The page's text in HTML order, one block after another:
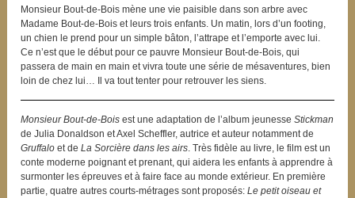
Monsieur Bout-de-Bois mène une vie paisible dans son arbre avec
Madame Bout-de-Bois et leurs trois enfants. Un matin, lors d’un footing,
un chien le prend pour un simple bâton, l’attrape et l’emporte avec lui.
Ce n’est que le début pour ce pauvre Monsieur Bout-de-Bois, qui
passera de main en main et vivra toute une série de mésaventures, bien
loin de chez lui… Il va tout tenter pour retrouver les siens.
Monsieur Bout-de-Boisest une adaptation de l’album jeunesse Stickman
de Julia Donaldson et Axel Scheffler, autrice et auteur notamment de
Gruffaloet de La Sorcière dans les airs. Très fidèle au livre, le film est un
conte moderne poignant et prenant, qui aidera les enfants à apprendre à
surmonter les épreuves et à faire face au monde extérieur. En première
partie, quatre autres courts-métrages sont proposés: Le petit oiseau et